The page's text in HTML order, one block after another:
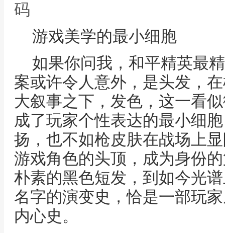
码
游戏美学的最小细胞
如果你问我，和平精英最
案或许令人意外，是头发，
大叙事之下，发色，这一看
成了玩家个性表达的最小细
扬，也不如枪皮肤在战场上
游戏角色的头顶，成为身份
朴素的黑色短发，到如今光
名字的演变史，恰是一部玩
内心史。